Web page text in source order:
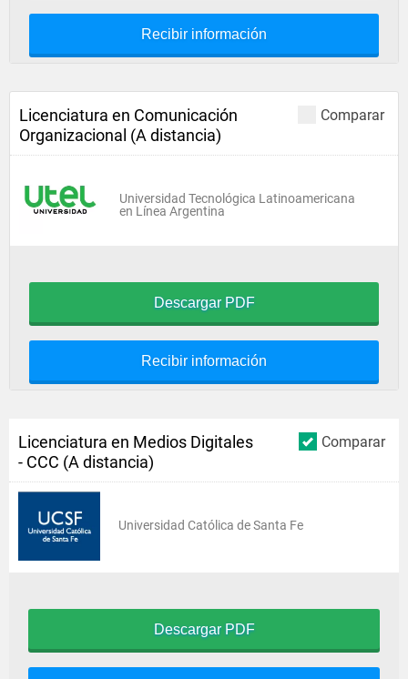
Recibir información
Comparar
Licenciatura en Comunicación
Organizacional (A distancia)
Universidad Tecnológica Latinoamericana
en Línea Argentina
Descargar PDF
Recibir información
Comparar
Licenciatura en Medios Digitales
- CCC (A distancia)
Universidad Católica de Santa Fe
Descargar PDF